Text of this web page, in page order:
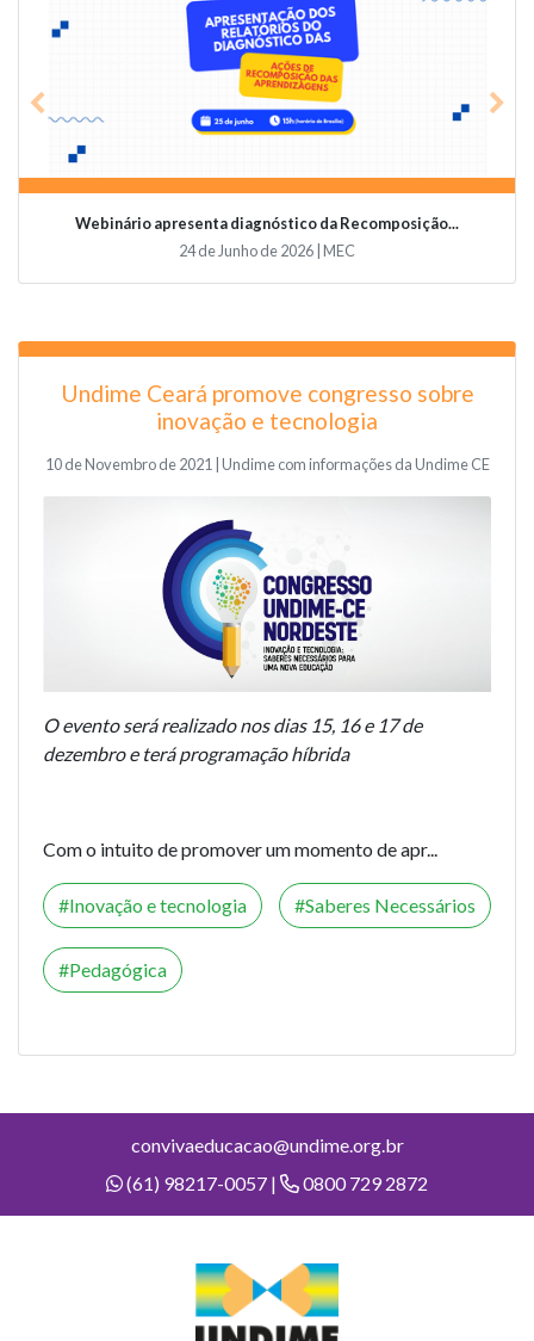
Webinário apresenta diagnóstico da Recomposição...
24 de Junho de 2026 | MEC
Previous
Undime Ceará promove congresso sobre
inovação e tecnologia
10 de Novembro de 2021 | Undime com informações da Undime CE
O evento será realizado nos dias 15, 16 e 17 de
dezembro e terá programação híbrida
Com o intuito de promover um momento de apr...
Inovação e tecnologia Saberes Necessários
Pedagógica
convivaeducacao@undime.org.br
(61) 98217-0057 |
0800 729 2872